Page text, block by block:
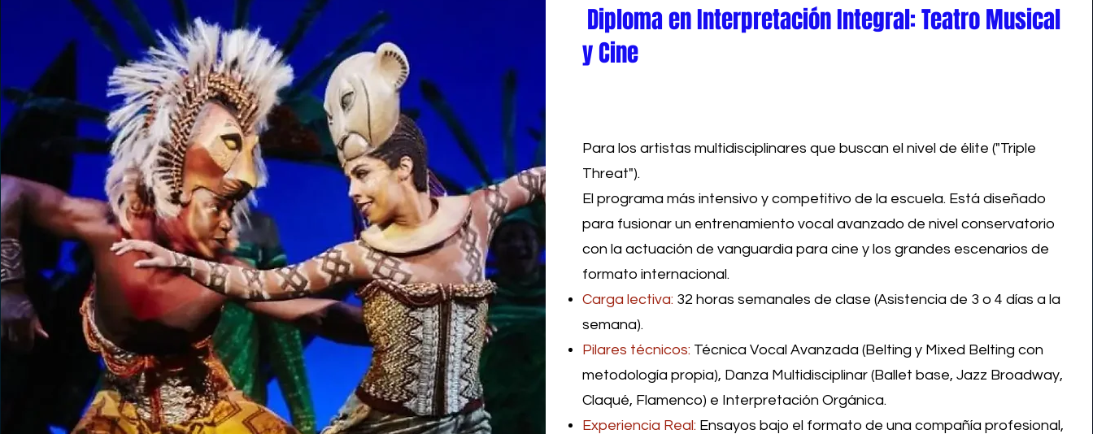
Diploma en Interpretación Integral: Teatro Musical
y Cine
Para los artistas multidisciplinares que buscan el nivel de élite ("Triple
Threat").
El programa más intensivo y competitivo de la escuela. Está diseñado
para fusionar un entrenamiento vocal avanzado de nivel conservatorio
con la actuación de vanguardia para cine y los grandes escenarios de
formato internacional.
Carga lectiva: 32 horas semanales de clase (Asistencia de 3 o 4 días a la
semana).
Pilares técnicos: Técnica Vocal Avanzada (Belting y Mixed Belting con
metodología propia), Danza Multidisciplinar (Ballet base, Jazz Broadway,
Claqué, Flamenco) e Interpretación Orgánica.
Experiencia Real: Ensayos bajo el formato de una compañía profesional,